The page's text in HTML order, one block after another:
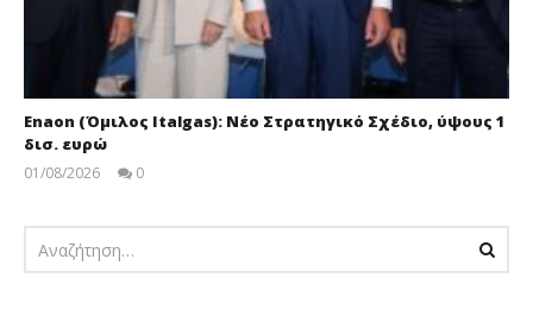
Enaon (Όμιλος Italgas): Νέο Στρατηγικό Σχέδιο, ύψους 1
δισ. ευρώ
01/08/2026
0